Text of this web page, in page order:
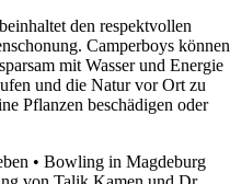
den respektvollen
Camperboys können
mit Wasser und Energie
und die Natur vor Ort zu
Pflanzen beschädigen oder
• Bowling in Magdeburg